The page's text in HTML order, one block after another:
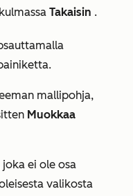
Takaisin .
mallipohja,
Muokkaa
ei ole osa
valikosta